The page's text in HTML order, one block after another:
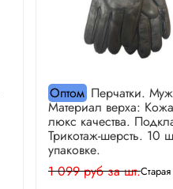
ОптомПерчатки.
Материал верха:
люкс качества.
Трикотаж-шерсть. 10
упаковке.
1 099 руб за шт.